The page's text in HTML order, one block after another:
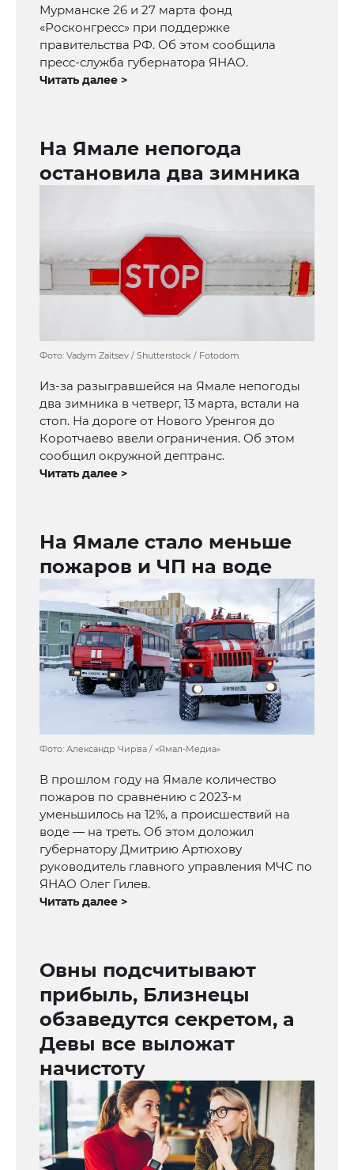
Мурманске 26 и 27 марта фонд
«Росконгресс» при поддержке
правительства РФ. Об этом сообщила
пресс-служба губернатора ЯНАО.
Читать далее >
На Ямале непогода
остановила два зимника
Фото: Vadym Zaitsev / Shutterstock / Fotodom
Из-за разыгравшейся на Ямале непогоды
два зимника в четверг, 13 марта, встали на
стоп. На дороге от Нового Уренгоя до
Коротчаево ввели ограничения. Об этом
сообщил окружной дептранс.
Читать далее >
На Ямале стало меньше
пожаров и ЧП на воде
Фото: Александр Чирва / «Ямал-Медиа»
В прошлом году на Ямале количество
пожаров по сравнению с 2023-м
уменьшилось на 12%, а происшествий на
воде — на треть. Об этом доложил
губернатору Дмитрию Артюхову
руководитель главного управления МЧС по
ЯНАО Олег Гилев.
Читать далее >
Овны подсчитывают
прибыль, Близнецы
обзаведутся секретом, а
Девы все выложат
начистоту